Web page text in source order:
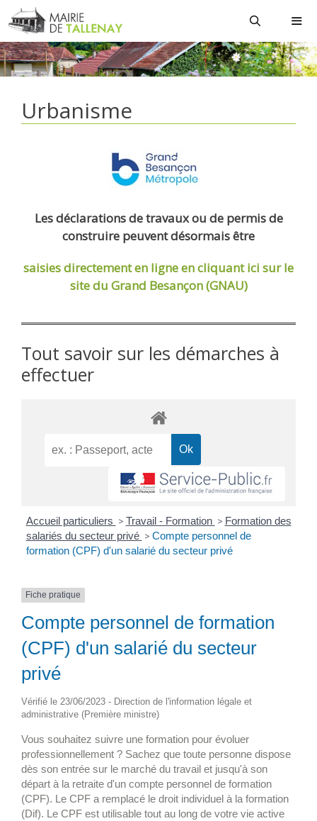
Aller
au
contenu
Urbanisme
Les déclarations de travaux ou de permis de
construire peuvent désormais être
saisies directement en ligneen cliquant ici sur le
site du Grand Besançon (GNAU)
Tout savoir sur les démarches à
effectuer
Accueil particuliers > Travail - Formation > Formation des
salariés du secteur privé > Compte personnel de
formation (CPF) d'un salarié du secteur privé
Fiche pratique
Compte personnel de formation
(CPF) d'un salarié du secteur
privé
Vérifié le 23/06/2023 - Direction de l'information légale et
administrative (Première ministre)
Vous souhaitez suivre une formation pour évoluer
professionnellement ? Sachez que toute personne dispose
dès son entrée sur le marché du travail et jusqu'à son
départ à la retraite d'un compte personnel de formation
(CPF). Le CPF a remplacé le droit individuel à la formation
(Dif). Le CPF est utilisable tout au long de votre vie active